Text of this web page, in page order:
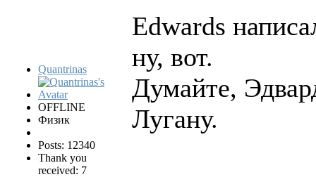
Quantrinas
OFFLINE
Физик
Posts: 12340
Thank you
received: 7
Edwards
ну, вот.
Думайте,
Лугану.